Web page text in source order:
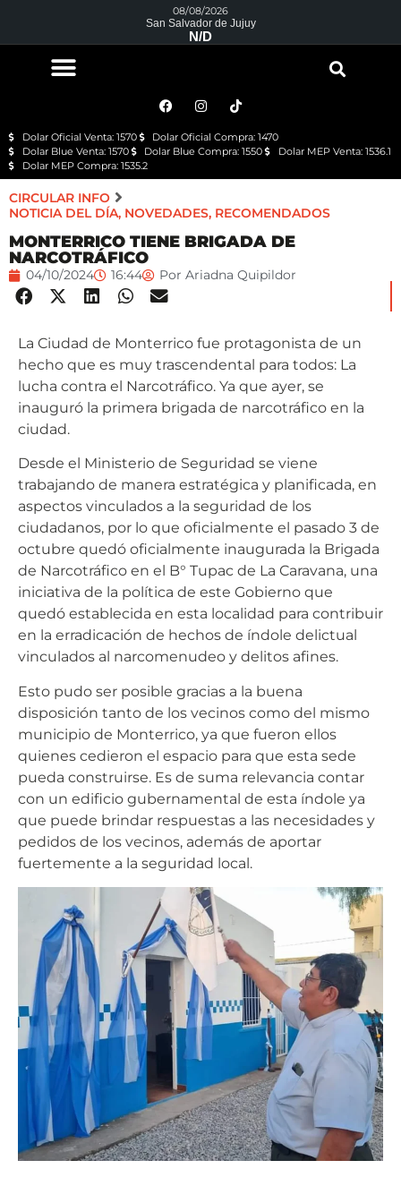
08/08/2026
San Salvador de Jujuy
N/D
Dolar Oficial Venta: 1570
Dolar Oficial Compra: 1470
Dolar Blue Venta: 1570
Dolar Blue Compra: 1550
Dolar MEP Venta: 1536.1
Dolar MEP Compra: 1535.2
CIRCULAR INFO
NOTICIA DEL DÍA, NOVEDADES, RECOMENDADOS
MONTERRICO TIENE BRIGADA DE
NARCOTRÁFICO
04/10/2024 16:44 Por Ariadna Quipildor
La Ciudad de Monterrico fue protagonista de un
hecho que es muy trascendental para todos: La
lucha contra el Narcotráfico. Ya que ayer, se
inauguró la primera brigada de narcotráfico en la
ciudad.
Desde el Ministerio de Seguridad se viene
trabajando de manera estratégica y planificada, en
aspectos vinculados a la seguridad de los
ciudadanos, por lo que oficialmente el pasado 3 de
octubre quedó oficialmente inaugurada la Brigada
de Narcotráfico en el B° Tupac de La Caravana, una
iniciativa de la política de este Gobierno que
quedó establecida en esta localidad para contribuir
en la erradicación de hechos de índole delictual
vinculados al narcomenudeo y delitos afines.
Esto pudo ser posible gracias a la buena
disposición tanto de los vecinos como del mismo
municipio de Monterrico, ya que fueron ellos
quienes cedieron el espacio para que esta sede
pueda construirse. Es de suma relevancia contar
con un edificio gubernamental de esta índole ya
que puede brindar respuestas a las necesidades y
pedidos de los vecinos, además de aportar
fuertemente a la seguridad local.